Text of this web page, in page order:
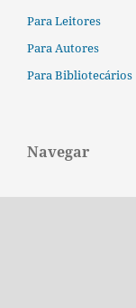
Para Leitores
Para Autores
Para Bibliotecários
Navegar